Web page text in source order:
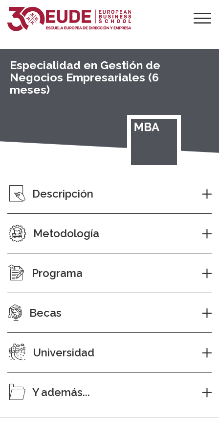
Especialidad en Gestión de
Negocios Empresariales (6
meses)
Descripción
Metodología
Programa
Becas
Universidad
Y además...